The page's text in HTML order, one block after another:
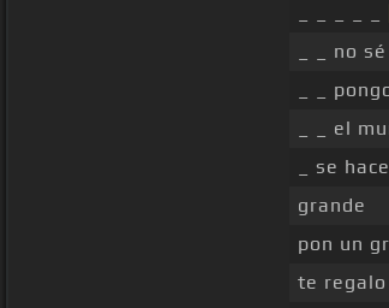
_ _ no
_ _
_ _ el
_ se
grande
pon un
te regalo